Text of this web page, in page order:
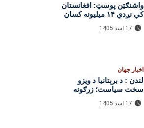
واشنګټن پوسټ: افغانستان
کې نږدې ۱۴ میلیونه کسان
له سختې لوږې سره مخ دي
17 اسد 1405
اخبار جهان
لندن : د برېتانیا د ویزو
سخت سیاست؛ زرګونه
پاکستانیان له میلیاردونو
کلدارو زیان سره مخ شول
17 اسد 1405